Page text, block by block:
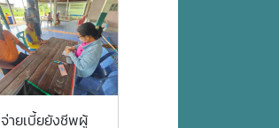
จ่ายเบี้ยยังชีพผู้